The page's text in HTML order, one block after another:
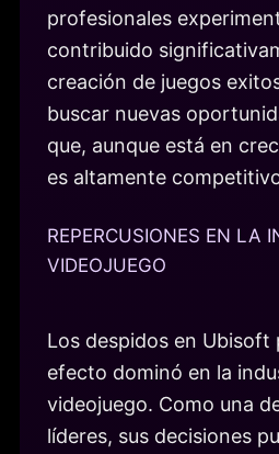
profesionales
contribuido
creación de juegos
buscar nuevas
que, aunque está en
es altamente
REPERCUSIONES EN LA
VIDEOJUEGO
Los despidos en Ubisoft
efecto dominó en la
videojuego. Como una
líderes, sus decisiones